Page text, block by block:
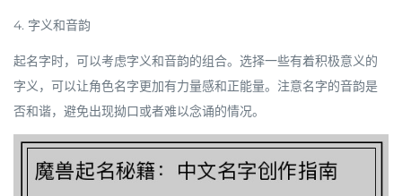
4. 字义和音韵
起名字时，可以考虑字义和音韵的组合。选择一些有着积极意义的
字义，可以让角色名字更加有力量感和正能量。注意名字的音韵是
否和谐，避免出现拗口或者难以念诵的情况。